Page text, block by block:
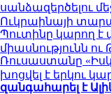
սանձազերծելու
Ուկրաինայի
Պուտինը կարող է
միասնությունն
Ռուսաստանը
խոցվել է երկու
զանգահարել է